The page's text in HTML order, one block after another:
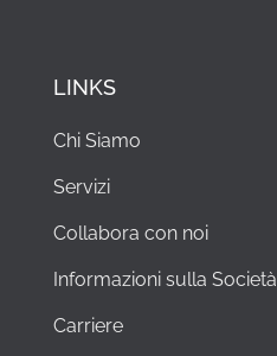
LINKS
Chi Siamo
Servizi
Collabora con noi
Informazioni sulla Società
Carriere